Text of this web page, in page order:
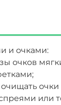
и очками:
очков
очки
или